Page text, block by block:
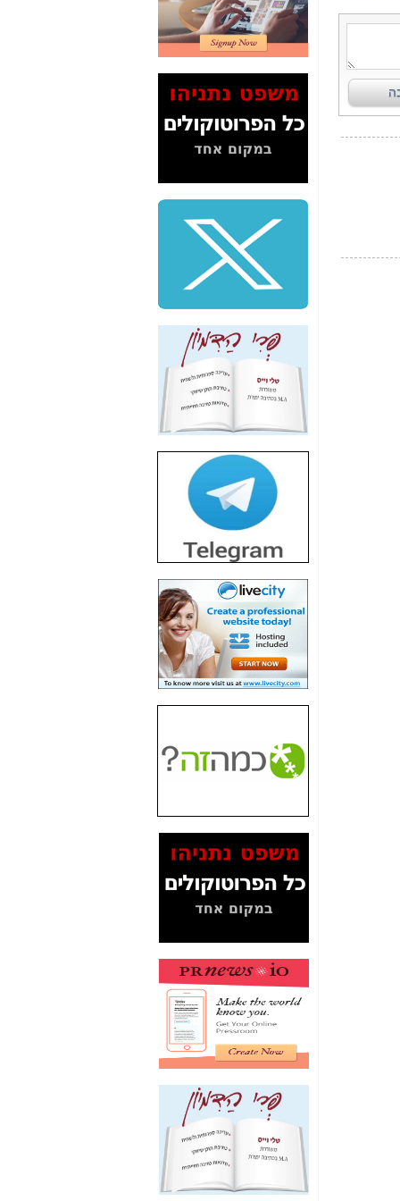
2" על תעלולי השר
משה כחלון -כאן
הסלולר" ואיך מסרסים
את הנתונים לציבור -
כאן
סיכום ביקור בסיליקון
שלמה פילבר (עד
לאחרונה מנכ"ל משרד
התקשורת) - עד
מדינה? הצחקתם
"יש אפליה בחקירה"?
חשיפה: למה השר
משה כחלון לא נחקר
עד היום? -
כאן
הדומה לזו של "תיק
4000" אך בתחום
הסלולר -
חשיפת מה שלא
רוצים שתדעו בעניין
פריסת אנלימיטד
(בניחוח בלתי נסבל) -
כאן
חשיפה: איוב קרא
אישר לקבוצת סלקום
בדיוק מה שביבי אישר
כאן
האם השר איוב קרא
היה צריך בכלל לחתום
על האישור, שנתן
האם ביבי וקרא קבלו
בכלל תמורה עבור
המסמכים בנושא בזק-
Yes (תיק 4000)
לאיש הלא נכון! -כאן
עובדות ומסמכים
האם ביבי כשר
תקשורת עזר לקב'
בזק? -כאן
מה מקור ה-Fake
News שהביא לתפירת
תיק לביבי והעלמת
החשודים הנכונים -כאן
אחת הרגליים של "תיק
4000 התפור"
התמוטטה היום
בניצחון (כפול) של בזק
כאן
איך כתבות מפנקות